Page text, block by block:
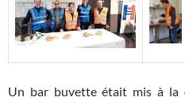
Un bar buvette était mis à la